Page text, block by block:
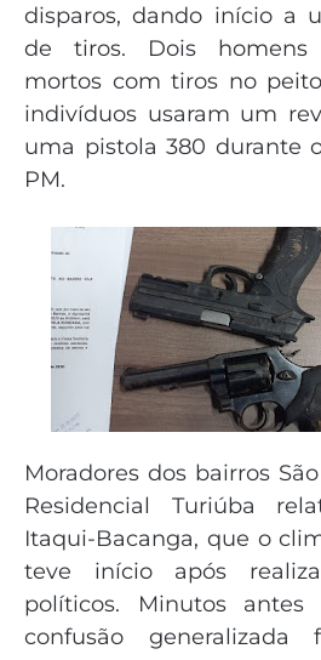
disparos, dando início a
de tiros. Dois homens
mortos com tiros no
indivíduos usaram um
uma pistola 380 durante
PM.
Moradores dos bairros
Residencial Turiúba
Itaqui-Bacanga, que o
teve início após
políticos. Minutos
confusão generalizada